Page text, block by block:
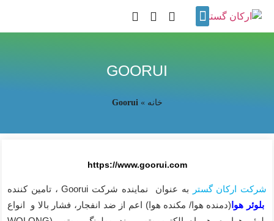
GOORUI
خانه »
Goorui
https://www.goorui.com
شرکت ارکان گستر
به عنوان نماینده شرکت Goorui ، تامین کننده
بلوئر هوا (دمنده هوا/ مکنده هوا) اعم از ضد انفجار، فشار بالا و انواع